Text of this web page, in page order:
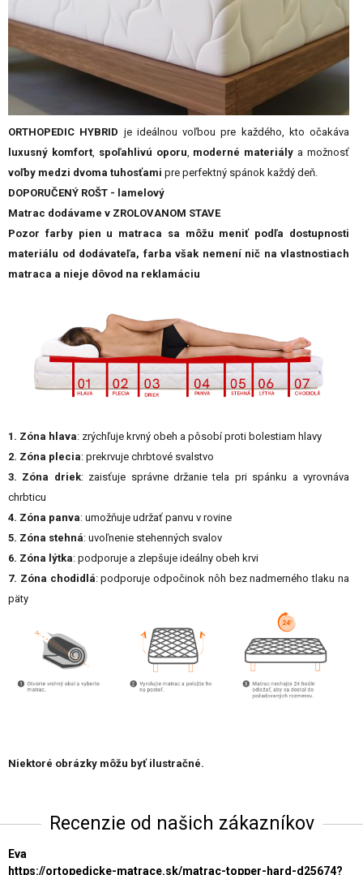
ORTHOPEDIC HYBRID je ideálnou voľbou pre každého, kto očakáva
luxusný komfort, spoľahlivú oporu moderné materiály a možnosť
voľby medzi dvoma tuhosťami pre perfektný spánok každý deň.
DOPORUČENÝ ROŠT - lamelový
Matrac dodávame v ZROLOVANOM STAVE
Pozor farby pien u matraca sa môžu meniť podľa dostupnosti
materiálu od dodávateľa, farba však nemení nič na vlastnostiach
matraca a nieje dôvod na reklamáciu
1. Zóna hlava: zrýchľuje krvný obeh a pôsobí proti bolestiam hlavy
2. Zóna plecia: prekrvuje chrbtové svalstvo
3. Zóna driek: zaisťuje správne držanie tela pri spánku a vyrovnáva
chrbticu
4. Zóna panva: umožňuje udržať panvu v rovine
5. Zóna stehná: uvoľnenie stehenných svalov
6. Zóna lýtka: podporuje a zlepšuje ideálny obeh krvi
7. Zóna chodidlá: podporuje odpočinok nôh bez nadmerného tlaku na
päty
Niektoré obrázky môžu byť ilustračné.
Recenzie od našich zákazníkov
Eva
https://ortopedicke-matrace.sk/matrac-topper-hard-d25674?